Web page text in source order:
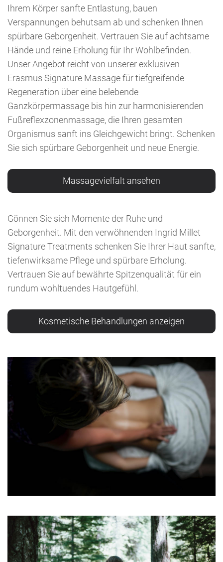
Ihrem Körper sanfte Entlastung, bauen
Verspannungen behutsam ab und schenken Ihnen
spürbare Geborgenheit. Vertrauen Sie auf achtsame
Hände und reine Erholung für Ihr Wohlbefinden.
Unser Angebot reicht von unserer exklusiven
Erasmus Signature Massage für tiefgreifende
Regeneration über eine belebende
Ganzkörpermassage bis hin zur harmonisierenden
Fußreflexzonenmassage, die Ihren gesamten
Organismus sanft ins Gleichgewicht bringt. Schenken
Sie sich spürbare Geborgenheit und neue Energie.
Massagevielfalt ansehen
Gönnen Sie sich Momente der Ruhe und
Geborgenheit. Mit den verwöhnenden Ingrid Millet
Signature Treatments schenken Sie Ihrer Haut sanfte,
tiefenwirksame Pflege und spürbare Erholung.
Vertrauen Sie auf bewährte Spitzenqualität für ein
rundum wohltuendes Hautgefühl.
Kosmetische Behandlungen anzeigen